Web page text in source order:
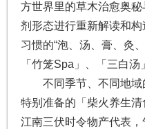
方世界里的草木治愈奥秘
剂形态进行重新解读和
习惯的“泡、汤、膏、灸
「竹笼Spa」、「三白汤
不同季节、不同地域
特别准备的「柴火养生
江南三伏时令物产代表